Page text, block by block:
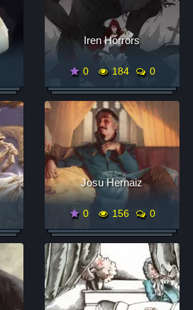
Iren Horrors
0 184 0
Josu Hernaiz
0 156 0